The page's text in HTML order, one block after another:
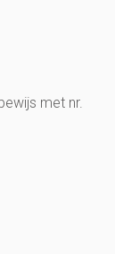
met nr.